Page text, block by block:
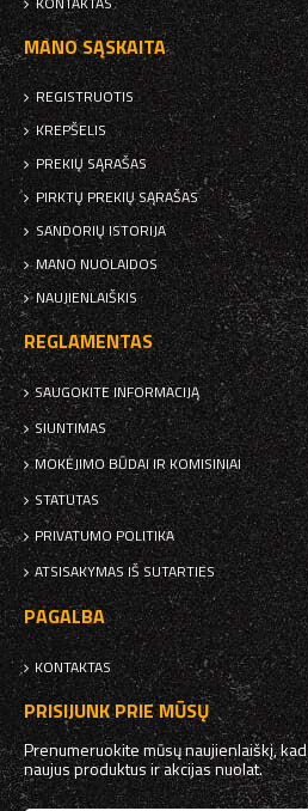
MANO SĄSKAITA
REGISTRUOTIS
KREPŠELIS
PREKIŲ SĄRAŠAS
PIRKTŲ PREKIŲ SĄRAŠAS
SANDORIŲ ISTORIJA
MANO NUOLAIDOS
NAUJIENLAIŠKIS
REGLAMENTAS
SAUGOKITE INFORMACIJĄ
SIUNTIMAS
MOKĖJIMO BŪDAI IR KOMISINIAI
STATUTAS
PRIVATUMO POLITIKA
ATSISAKYMAS IŠ SUTARTIES
PAGALBA
KONTAKTAS
PRISIJUNK PRIE MŪSŲ
Prenumeruokite mūsų naujienlaiškį,
naujus produktus ir akcijas nuolat.